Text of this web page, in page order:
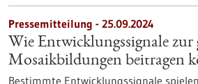
Pressemitteilung - 25.09.2024
Wie Entwicklungssignale zur
Mosaikbildungen beitragen
Bestimmte Entwicklungssignale